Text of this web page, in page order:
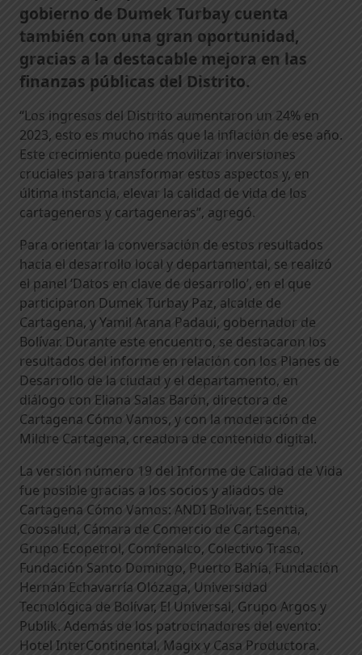
gobierno de Dumek Turbay cuenta
también con una gran oportunidad,
gracias a la destacable mejora en las
finanzas públicas del Distrito.
“Los ingresos del Distrito aumentaron un 24% en
2023, esto es mucho más que la inflación de ese año.
Este crecimiento puede movilizar inversiones
cruciales para transformar estos aspectos y, en
última instancia, elevar la calidad de vida de los
cartageneros y cartageneras”, agregó.
Para orientar la conversación de estos resultados
hacia el desarrollo local y departamental, se realizó
el panel ‘Datos en clave de desarrollo’, en el que
participaron Dumek Turbay Paz, alcalde de
Cartagena, y Yamil Arana Padaui, gobernador de
Bolívar. Durante este encuentro, se destacaron los
resultados del informe en relación con los Planes de
Desarrollo de la ciudad y el departamento, en
diálogo con Eliana Salas Barón, directora de
Cartagena Cómo Vamos, y con la moderación de
Mildre Cartagena, creadora de contenido digital.
La versión número 19 del Informe de Calidad de Vida
fue posible gracias a los socios y aliados de
Cartagena Cómo Vamos: ANDI Bolívar, Esenttia,
Coosalud, Cámara de Comercio de Cartagena,
Grupo Ecopetrol, Comfenalco, Colectivo Traso,
Fundación Santo Domingo, Puerto Bahía, Fundación
Hernán Echavarría Olózaga, Universidad
Tecnológica de Bolívar, El Universal, Grupo Argos y
Publik. Además de los patrocinadores del evento:
Hotel InterContinental, Magix y Casa Productora.